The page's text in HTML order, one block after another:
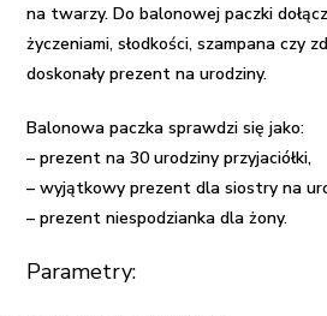
na twarzy. Do balonowej paczki
życzeniami, słodkości, szampana czy
doskonałyprezent na urodziny.
Balonowa paczka sprawdzi się jako:
– prezent na 30 urodziny przyjaciółki,
– wyjątkowy prezent dla siostry na
– prezent niespodzianka dla żony.
Parametry: